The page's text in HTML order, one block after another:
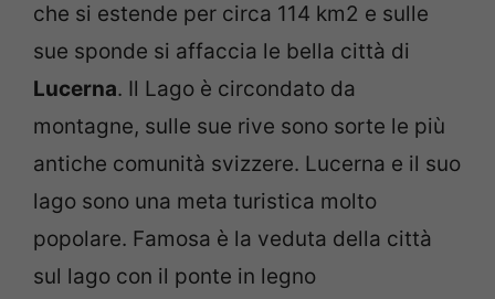
che si estende per circa 114 km2 e sulle
sue sponde si affaccia le bella città di
Lucerna. Il Lago è circondato da
montagne, sulle sue rive sono sorte le più
antiche comunità svizzere. Lucerna e il suo
lago sono una meta turistica molto
popolare. Famosa è la veduta della città
sul lago con il ponte in legno